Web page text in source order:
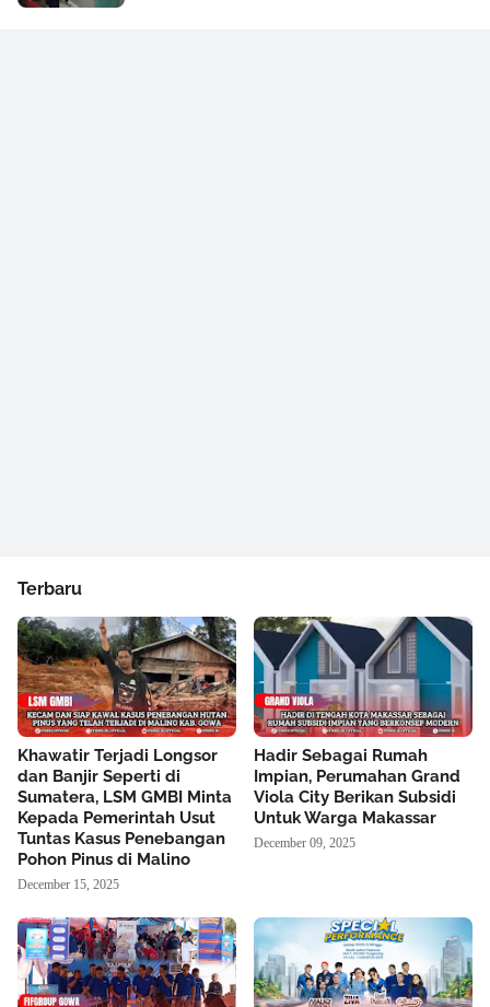
Terbaru
Khawatir Terjadi Longsor
dan Banjir Seperti di
Sumatera, LSM GMBI Minta
Kepada Pemerintah Usut
Tuntas Kasus Penebangan
Pohon Pinus di Malino
December 15, 2025
Hadir Sebagai Rumah
Impian, Perumahan Grand
Viola City Berikan Subsidi
Untuk Warga Makassar
December 09, 2025